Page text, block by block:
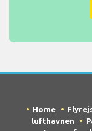
Home
lufthavnen